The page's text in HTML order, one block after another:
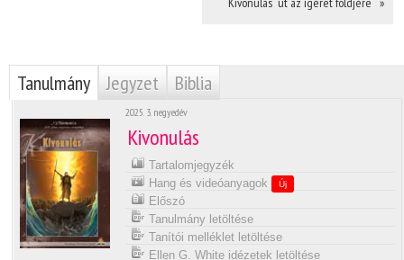
Tanulmány Jegyzet Biblia
2025. 3. negyedév
Kivonulás
Tartalomjegyzék
Hang és videóanyagok
Új
Előszó
Tanulmány letöltése
Tanítói melléklet letöltése
Ellen G. White idézetek letöltése